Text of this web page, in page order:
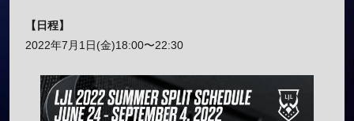
【日程】
2022年7月1日(金)18:00〜22:30